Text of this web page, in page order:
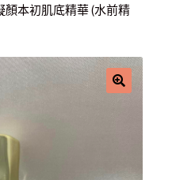
顏本初肌底精華 (水前精